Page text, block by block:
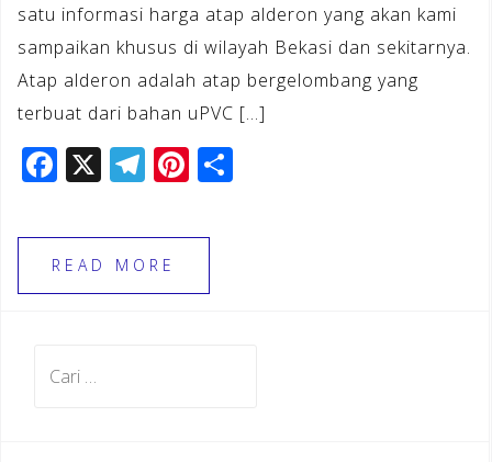
satu informasi harga atap alderon yang akan kami
sampaikan khusus di wilayah Bekasi dan sekitarnya.
Atap alderon adalah atap bergelombang yang
terbuat dari bahan uPVC […]
F
c
e
b
o
X T
e
gr
a
Pi
te
e
READ MORE